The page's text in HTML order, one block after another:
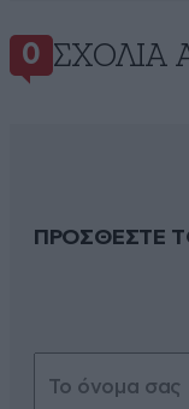
0 ΣΧΌΛΙΑ
ΠΡΟΣΘΕΣΤΕ